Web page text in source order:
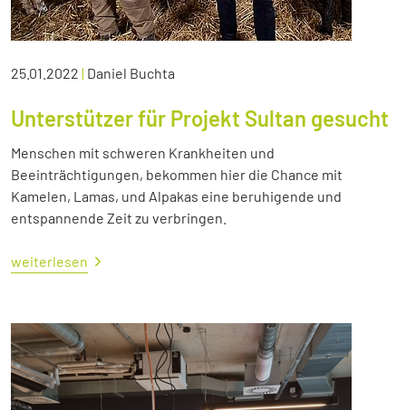
25.01.2022 | Daniel Buchta
Unterstützer für Projekt Sultan gesucht
Menschen mit schweren Krankheiten und
Beeinträchtigungen, bekommen hier die Chance mit
Kamelen, Lamas, und Alpakas eine beruhigende und
entspannende Zeit zu verbringen.
weiterlesen